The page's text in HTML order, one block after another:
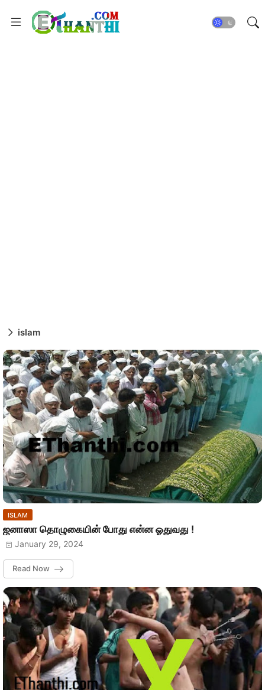
islam
ISLAM
ஜனாஸா தொழுகையின் போது என்ன ஓதுவது !
January 29, 2024
Read Now